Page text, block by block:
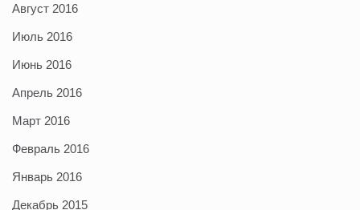
Август 2016
Июль 2016
Июнь 2016
Апрель 2016
Март 2016
Февраль 2016
Январь 2016
Декабрь 2015